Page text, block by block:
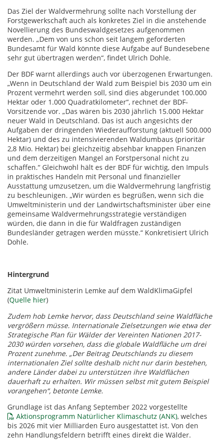
Das Ziel der Waldvermehrung sollte nach Vorstellung der
Forstgewerkschaft auch als konkretes Ziel in die anstehende
Novellierung des Bundeswaldgesetzes aufgenommen
werden. „Dem von uns schon seit langem geforderten
Bundesamt für Wald könnte diese Aufgabe auf Bundesebene
sehr gut übertragen werden“, findet Ulrich Dohle.
Der BDF warnt allerdings auch vor überzogenen Erwartungen.
„Wenn in Deutschland der Wald zum Beispiel bis 2030 um ein
Prozent vermehrt werden soll, sind dies abgerundet 100.000
Hektar oder 1.000 Quadratkilometer“, rechnet der BDF-
Vorsitzende vor. „Das wären bis 2030 jährlich 15.000 Hektar
neuer Wald in Deutschland. Das ist auch angesichts der
Aufgaben der dringenden Wiederaufforstung (aktuell 500.000
Hektar) und des zu intensivierenden Waldumbaus (prioritär
2,8 Mio. Hektar) bei gleichzeitig absehbar knappen Finanzen
und dem derzeitigen Mangel an Forstpersonal nicht zu
schaffen.“ Gleichwohl hält es der BDF für wichtig, den Impuls
in praktisches Handeln mit Personal und finanzieller
Ausstattung umzusetzen, um die Waldvermehrung langfristig
zu beschleunigen. „Wir würden es begrüßen, wenn sich die
Umweltministerin und der Landwirtschaftsminister über eine
gemeinsame Waldvermehrungsstrategie verständigen
würden, die dann in die für Waldfragen zuständigen
Bundesländer getragen werden müsste.“ Konkretisiert Ulrich
Dohle.
Hintergrund
Zitat Umweltministerin Lemke auf dem WaldKlimaGipfel
(Quelle hier)
Zudem hob Lemke hervor, dass Deutschland seine Waldfläche
vergrößern müsse. Internationale Zielsetzungen wie etwa der
Strategische Plan für Wälder der Vereinten Nationen 2017-
2030 würden vorsehen, dass die globale Waldfläche um drei
Prozent zunehme. „Der Beitrag Deutschlands zu diesem
internationalen Ziel sollte deshalb nicht nur darin bestehen,
andere Länder dabei zu unterstützen ihre Waldflächen
dauerhaft zu erhalten. Wir müssen selbst mit gutem Beispiel
vorangehen“, betonte Lemke.
Grundlage ist das Anfang September 2022 vorgestellte
Aktionsprogramm Natürlicher Klimaschutz (ANK), welches
bis 2026 mit vier Milliarden Euro ausgestattet ist. Von den
zehn Handlungsfeldern betrifft eines direkt die Wälder.